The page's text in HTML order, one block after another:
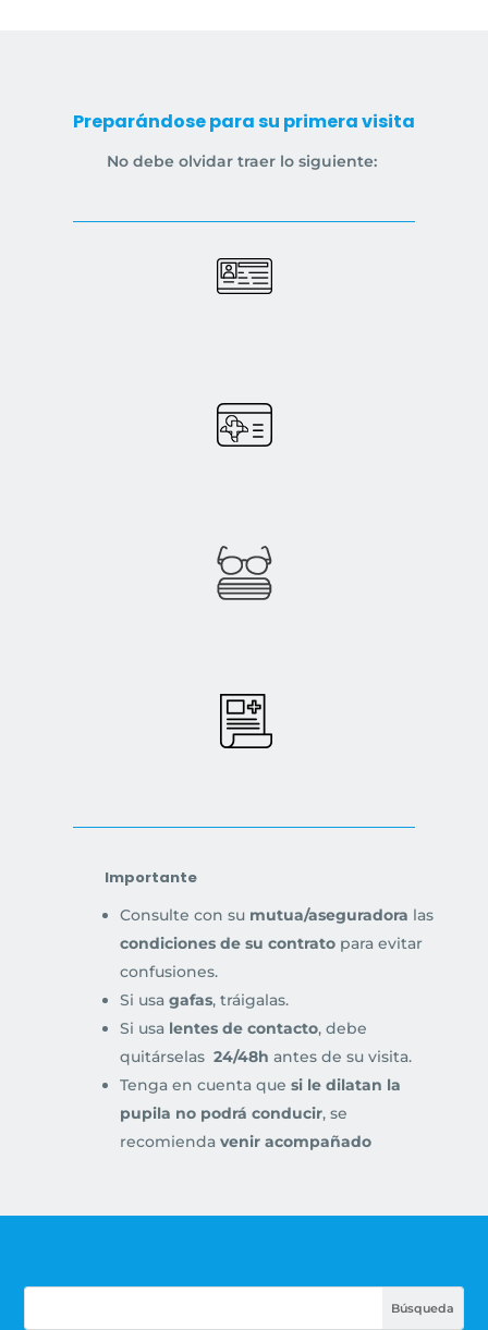
Preparándose para su primera visita
No debe olvidar traer lo siguiente:
Importante
Consulte con sumutua/aseguradora las
condiciones de su contratopara evitar
confusiones.
Si usa gafas, tráigalas.
Si usa lentes de contacto, debe
quitárselas 24/48h antes de su visita.
Tenga en cuenta que si le dilatan la
pupila no podrá conducir, se
recomienda venir acompañado